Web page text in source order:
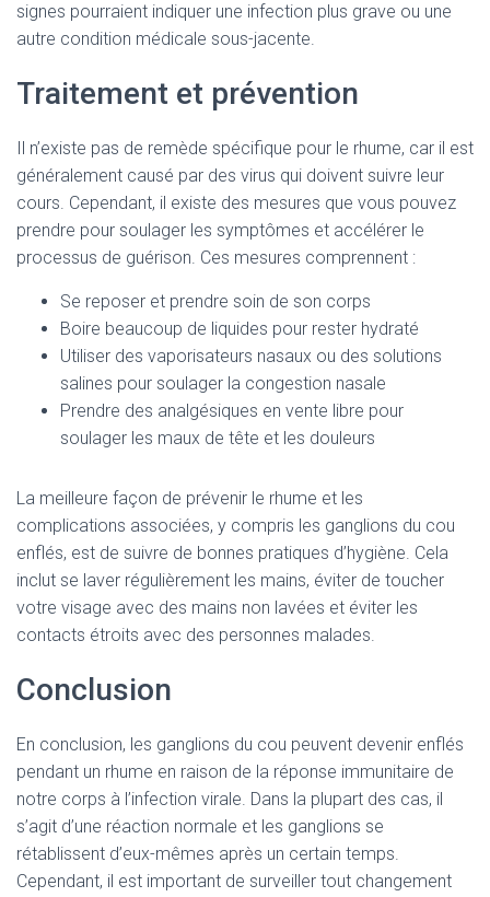
signes pourraient indiquer une infection plus grave ou une
autre condition médicale sous-jacente.
Traitement et prévention
Il n’existe pas de remède spécifique pour le rhume, car il est
généralement causé par des virus qui doivent suivre leur
cours. Cependant, il existe des mesures que vous pouvez
prendre pour soulager les symptômes et accélérer le
processus de guérison. Ces mesures comprennent :
Se reposer et prendre soin de son corps
Boire beaucoup de liquides pour rester hydraté
Utiliser des vaporisateurs nasaux ou des solutions
salines pour soulager la congestion nasale
Prendre des analgésiques en vente libre pour
soulager les maux de tête et les douleurs
La meilleure façon de prévenir le rhume et les
complications associées, y compris les ganglions du cou
enflés, est de suivre de bonnes pratiques d’hygiène. Cela
inclut se laver régulièrement les mains, éviter de toucher
votre visage avec des mains non lavées et éviter les
contacts étroits avec des personnes malades.
Conclusion
En conclusion, les ganglions du cou peuvent devenir enflés
pendant un rhume en raison de la réponse immunitaire de
notre corps à l’infection virale. Dans la plupart des cas, il
s’agit d’une réaction normale et les ganglions se
rétablissent d’eux-mêmes après un certain temps.
Cependant, il est important de surveiller tout changement